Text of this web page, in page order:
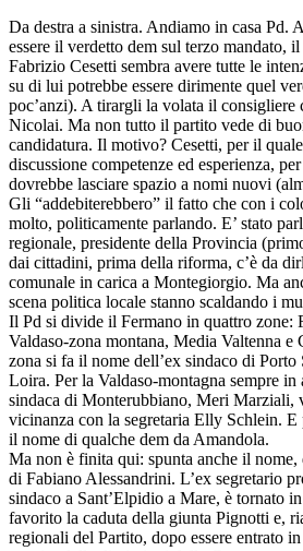
Da destra a sinistra. Andiamo in casa Pd.
essere il verdetto dem sul terzo mandato,
Fabrizio Cesetti sembra avere tutte le
su di lui potrebbe essere dirimente quel
poc’anzi). A tirargli la volata il consigliere
Nicolai. Ma non tutto il partito vede di
candidatura. Il motivo? Cesetti, per il
discussione competenze ed esperienza,
dovrebbe lasciare spazio a nomi nuovi
Gli “addebiterebbero” il fatto che con i
molto, politicamente parlando. E’ stato
regionale, presidente della Provincia
dai cittadini, prima della riforma, c’è da
comunale in carica a Montegiorgio. Ma
scena politica locale stanno scaldando i
Il Pd si divide il Fermano in quattro zone:
Valdaso-zona montana, Media Valtenna e
zona si fa il nome dell’ex sindaco di
Loira. Per la Valdaso-montagna sempre in
sindaca di Monterubbiano, Meri Marziali,
vicinanza con la segretaria Elly Schlein. E
il nome di qualche dem da Amandola.
Ma non è finita qui: spunta anche il nome,
di Fabiano Alessandrini. L’ex segretario
sindaco a Sant’Elpidio a Mare, è tornato
favorito la caduta della giunta Pignotti e,
regionali del Partito, dopo essere entrato